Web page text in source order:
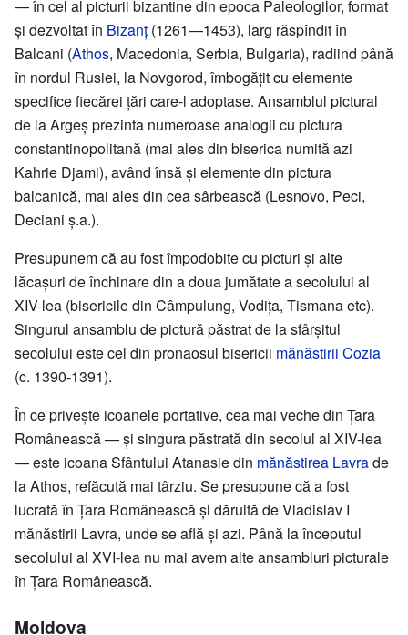
— în cel al picturii bizantine din epoca Paleologilor, format
și dezvoltat în Bizanț (1261—1453), larg răspîndit în
Balcani (Athos, Macedonia, Serbia, Bulgaria), radiind până
în nordul Rusiei, la Novgorod, îmbogățit cu elemente
specifice fiecărei țări care-l adoptase. Ansamblul pictural
de la Argeș prezinta numeroase analogii cu pictura
constantinopolitană (mai ales din biserica numită azi
Kahrie Djami), având însă și elemente din pictura
balcanică, mai ales din cea sârbească (Lesnovo, Peci,
Deciani ș.a.).
Presupunem că au fost împodobite cu picturi și alte
lăcașuri de închinare din a doua jumătate a secolului al
XIV-lea (bisericile din Câmpulung, Vodița, Tismana etc).
Singurul ansamblu de pictură păstrat de la sfârșitul
secolului este cel din pronaosul bisericii mănăstirii Cozia
(c. 1390-1391).
În ce privește icoanele portative, cea mai veche din Țara
Românească — și singura păstrată din secolul al XIV-lea
— este icoana Sfântului Atanasie din mănăstirea Lavrade
la Athos, refăcută mai târziu. Se presupune că a fost
lucrată în Țara Românească și dăruită de Vladislav I
mănăstirii Lavra, unde se află și azi. Până la începutul
secolului al XVI-lea nu mai avem alte ansambluri picturale
în Țara Românească.
Moldova